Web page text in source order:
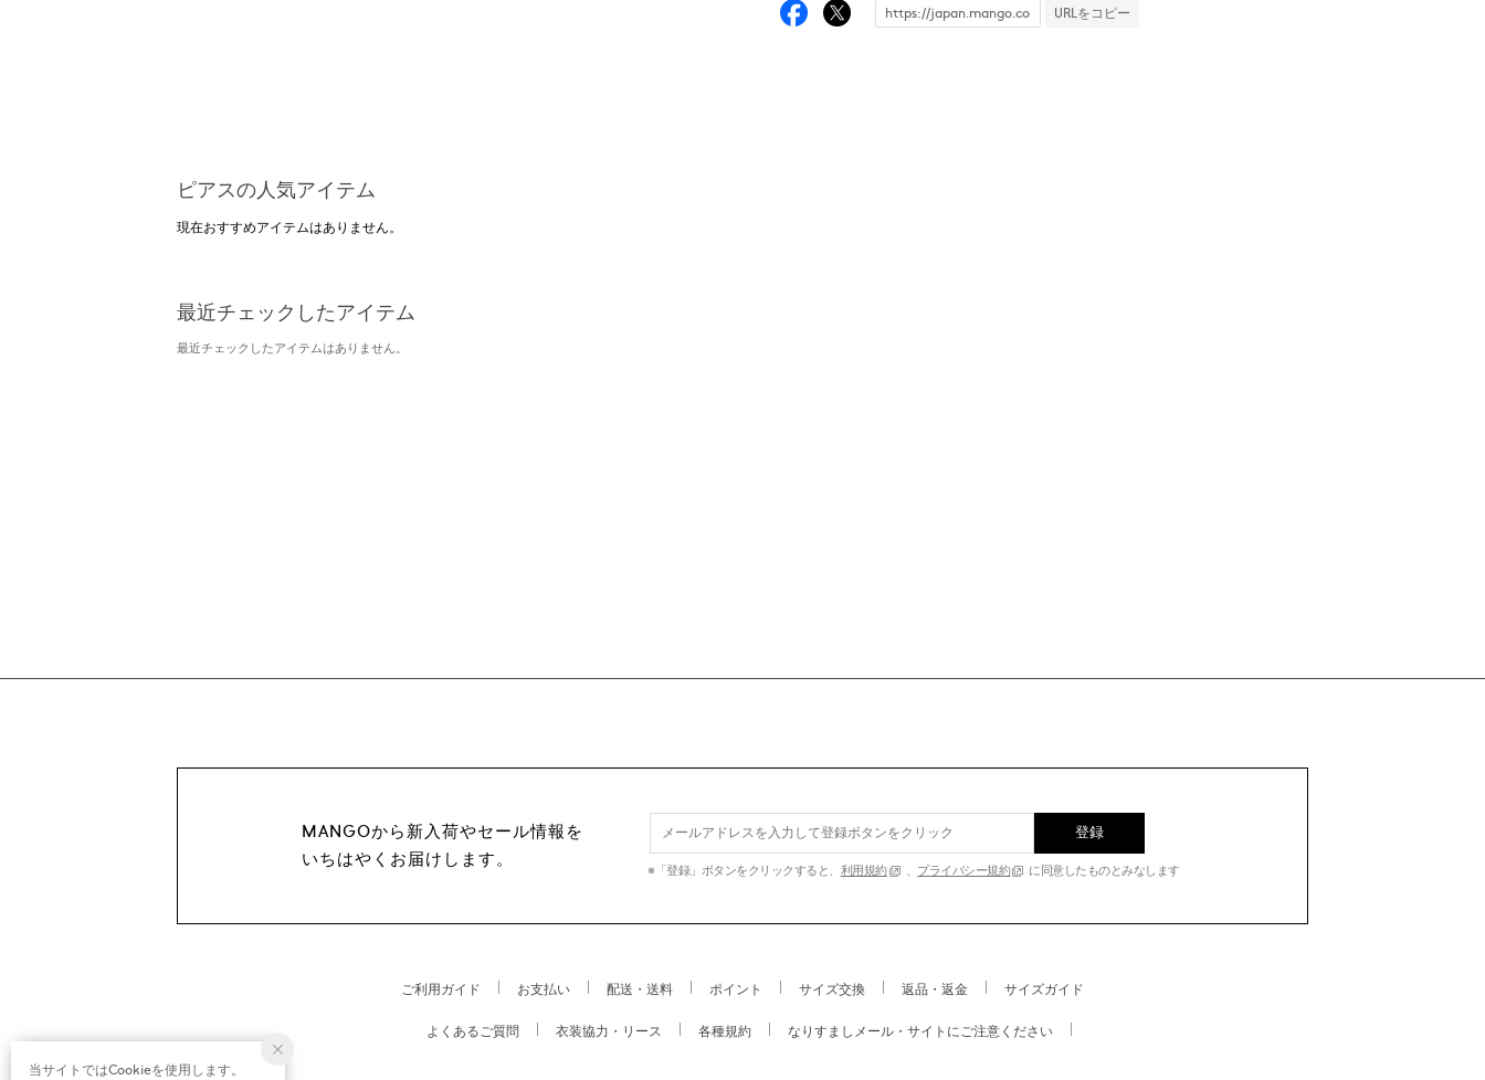
URLをコピー
ピアスの人気アイテム
現在おすすめアイテムはありません。
最近チェックしたアイテム
最近チェックしたアイテムはありません。
MANGOから新入荷やセール情報を
いちはやくお届けします。
登録
※「登録」ボタンをクリックすると、 利用規約 、 プライバシー規約 に同意したものとみなします
ご利用ガイド お支払い 配送・送料 ポイント サイズ交換 返品・返金 サイズガイド
よくあるご質問 衣装協力・リース 各種規約 なりすましメール・サイトにご注意ください
当サイトではCookieを使用します。